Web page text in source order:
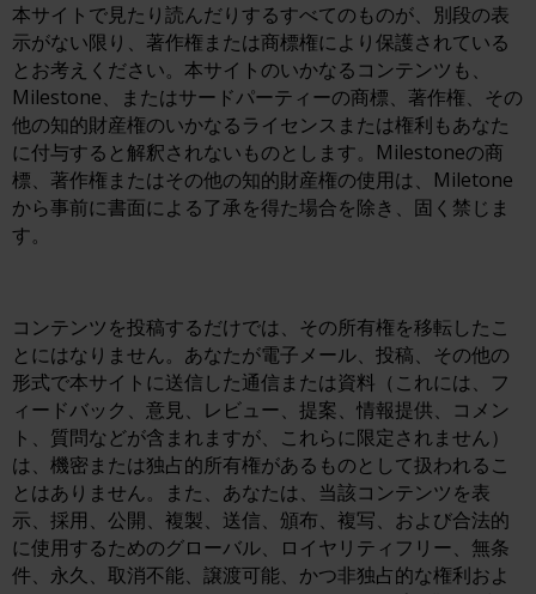
本サイトで見たり読んだりするすべてのものが、別段の表
示がない限り、著作権または商標権により保護されている
とお考えください。本サイトのいかなるコンテンツも、
Milestone、またはサードパーティーの商標、著作権、その
他の知的財産権のいかなるライセンスまたは権利もあなた
に付与すると解釈されないものとします。Milestoneの商
標、著作権またはその他の知的財産権の使用は、Miletone
から事前に書面による了承を得た場合を除き、固く禁じま
す。
コンテンツを投稿するだけでは、その所有権を移転したこ
とにはなりません。あなたが電子メール、投稿、その他の
形式で本サイトに送信した通信または資料（これには、フ
ィードバック、意見、レビュー、提案、情報提供、コメン
ト、質問などが含まれますが、これらに限定されません）
は、機密または独占的所有権があるものとして扱われるこ
とはありません。また、あなたは、当該コンテンツを表
示、採用、公開、複製、送信、頒布、複写、および合法的
に使用するためのグローバル、ロイヤリティフリー、無条
件、永久、取消不能、譲渡可能、かつ非独占的な権利およ